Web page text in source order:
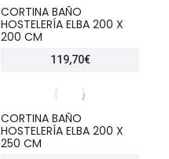
CORTINA BAÑO
HOSTELERÍA ELBA 200 X
200 CM
119,70€
CORTINA BAÑO
HOSTELERÍA ELBA 200 X
250 CM